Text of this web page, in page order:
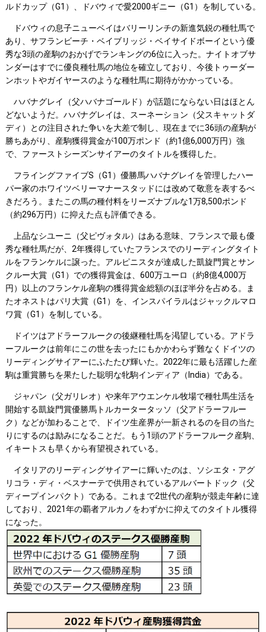
ルドカップ（G1）、ドバウィで愛2000ギニー（G1）を制している。
ドバウィの息子ニューベイはバリーリンチの新進気鋭の種牡馬で
あり、サフランビーチ・ベイブリッジ・ベイサイドボーイという優
秀な3頭の産駒のおかげでランキングの6位に入った。ナイトオブサ
ンダーはすでに優良種牡馬の地位を確立しており、今後トゥーダー
ンホットやガイヤースのような種牡馬に期待がかかっている。
ハバナグレイ（父ハバナゴールド）が話題にならない日はほとん
どないようだ。ハバナグレイは、スーネーション（父スキャットダ
ディ）との注目された争いを大差で制し、現在までに36頭の産駒が
勝ちあがり、産駒獲得賞金が100万ポンド（約1億6,000万円）強
で、ファーストシーズンサイアーのタイトルを獲得した。
フライングファイブS（G1）優勝馬ハバナグレイを管理したハー
パー家のホワイツベリーマナースタッドには改めて敬意を表するべ
きだろう。またこの馬の種付料をリーズナブルな1万8,500ポンド
（約296万円）に抑えた点も評価できる。
上品なシユーニ（父ピヴォタル）はある意味、フランスで最も優
秀な種牡馬だが、2年獲得していたフランスでのリーディングタイト
ルをフランケルに譲った。アルピニスタが達成した凱旋門賞とサン
クルー大賞（G1）での獲得賞金は、600万ユーロ（約8億4,000万
円）以上のフランケル産駒の獲得賞金総額のほぼ半分を占める。ま
たオネストはパリ大賞（G1）を、インスパイラルはジャックルマロ
ワ賞（G1）を制している。
ドイツはアドラーフルークの後継種牡馬を渇望している。アドラ
ーフルークは前年にこの世を去ったにもかかわらず難なくドイツの
リーディングサイアーにふたたび輝いた。2022年に最も活躍した産
駒は重賞勝ちを果たした聡明な牝駒インディア（India）である。
ジャパン（父ガリレオ）や来年アウエンケル牧場で種牡馬生活を
開始する凱旋門賞優勝馬トルカータータッソ（父アドラーフルー
ク）などが加わることで、ドイツ生産界が一新されるのを目の当た
りにするのは励みになることだ。もう1頭のアドラーフルーク産駒、
イキートスも早くから有望視されている。
イタリアのリーディングサイアーに輝いたのは、ソシエタ・アグ
リコラ・ディ・ベスナーテで供用されているアルバートドック（父
ディープインパクト）である。これまで2世代の産駒が競走年齢に達
しており、2021年の覇者アルカノをわずかに抑えてのタイトル獲得
になった。